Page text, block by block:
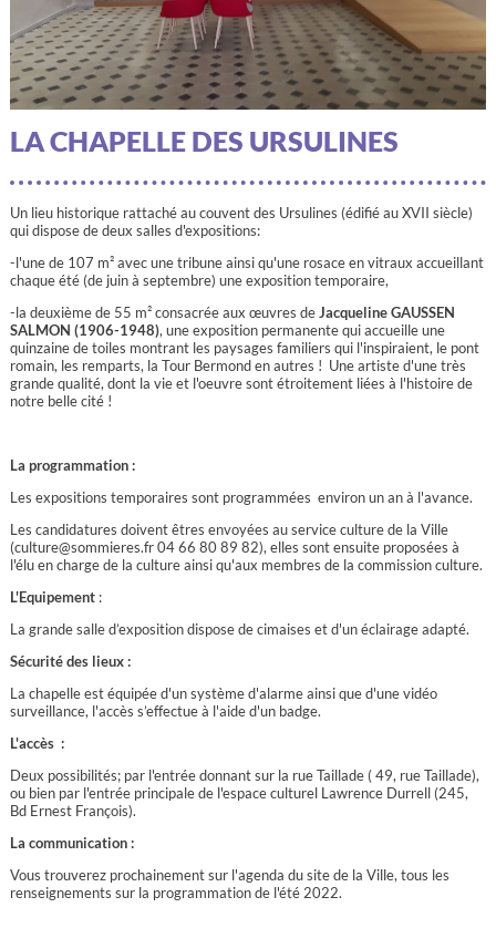
LA CHAPELLE DES URSULINES
Un lieu historique rattaché au couvent des Ursulines (édifié au XVII siècle)
qui dispose de deux salles d'expositions:
-l'une de 107 m² avec une tribune ainsi qu'une rosace en vitraux accueillant
chaque été (de juin à septembre) une exposition temporaire,
-la deuxième de 55 m² consacrée aux œuvres deJacqueline GAUSSEN
SALMON (1906-1948), une exposition permanente qui accueille une
quinzaine de toiles montrant les paysages familiers qui l'inspiraient, le pont
romain, les remparts, la Tour Bermond en autres ! Une artiste d'une très
grande qualité, dont la vie et l'oeuvre sont étroitement liées à l'histoire de
notre belle cité !
La programmation :
Les expositions temporaires sont programmées environ un an à l'avance.
Les candidatures doivent êtres envoyées au service culture de la Ville
(culture@sommieres.fr 04 66 80 89 82), elles sont ensuite proposées à
l'élu en charge de la culture ainsi qu'aux membres de la commission culture.
L'Equipement:
La grande salle d’exposition dispose de cimaises et d'un éclairage adapté.
Sécurité des lieux :
La chapelle est équipée d'un système d'alarme ainsi que d'une vidéo
surveillance, l'accès s’effectue à l'aide d'un badge.
L'accès :
Deux possibilités; par l'entrée donnant sur la rue Taillade ( 49, rue Taillade),
ou bien par l'entrée principale de l'espace culturel Lawrence Durrell (245,
Bd Ernest François).
La communication :
Vous trouverez prochainement sur l'agenda du site de la Ville, tous les
renseignements sur la programmation de l'été 2022.